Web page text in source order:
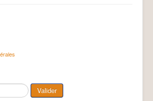
générales
Administrateurs
d'ordre intérieur
/ Siège socialValider